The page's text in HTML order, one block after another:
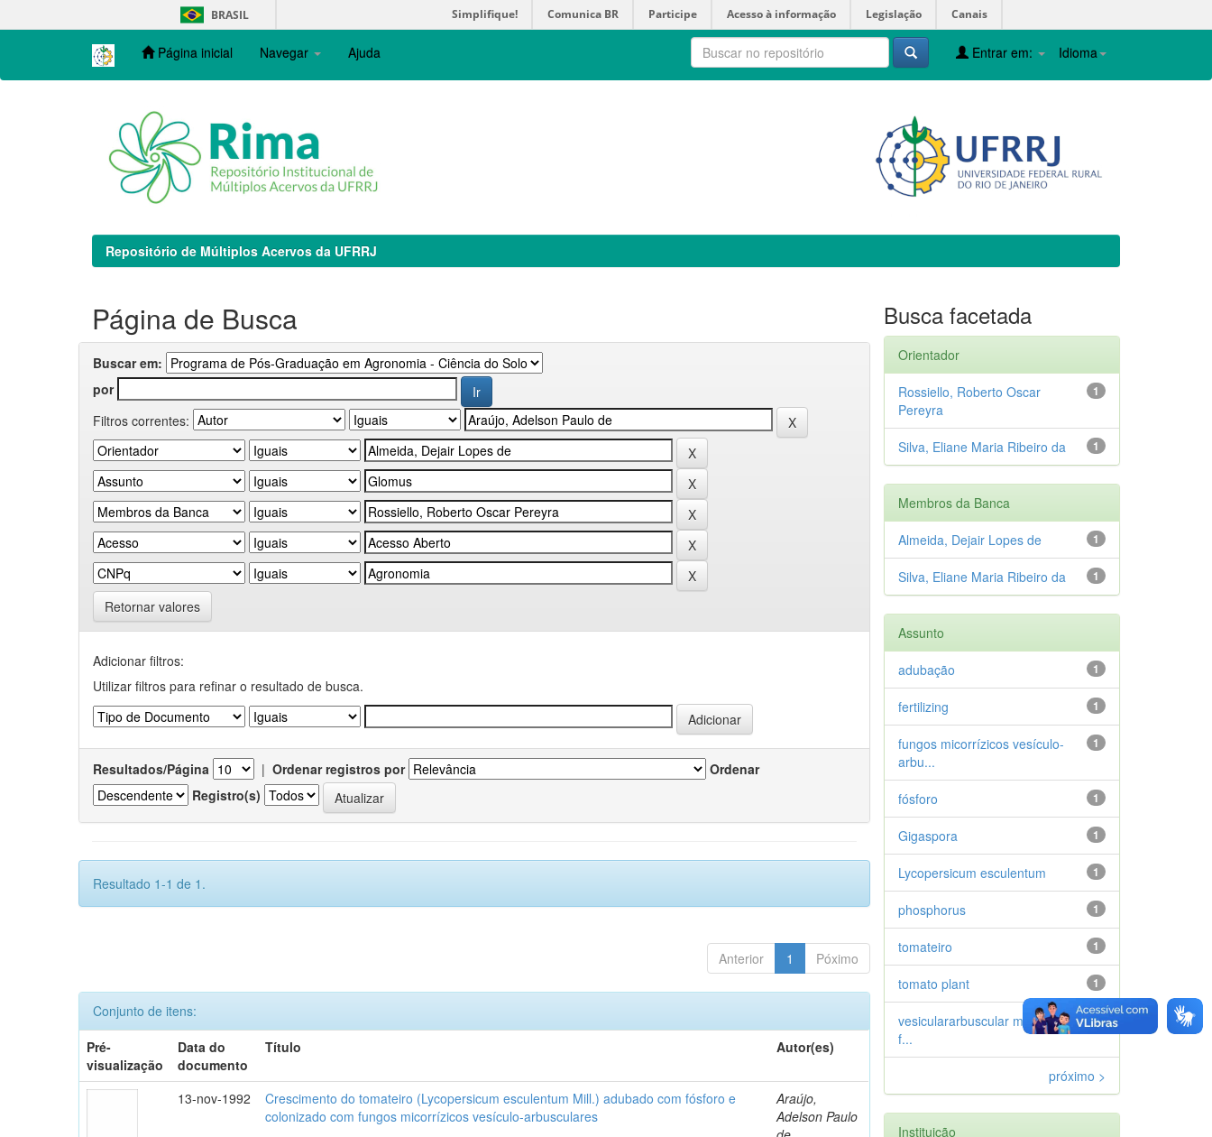
navigation
BRASIL Simplifique! Comunica BR Participe Acesso à informação Legislação Canais
Página inicial Navegar Ajuda Idioma
Entrar em:
Repositório de Múltiplos Acervos da UFRRJ
Página de Busca
Buscar em:
por
Filtros correntes:
Retornar valores
Adicionar filtros:
Utilizar filtros para refinar o resultado de busca.
Resultados/Página | Ordenar registros por
Ordenar
Registro(s)
Resultado 1-1 de 1.
Anterior 1 Póximo
Conjunto de itens:
Pré-
visualização
Data do
documento
Título Autor(es)
13-nov-1992
Crescimento do tomateiro (Lycopersicum esculentum Mill.) adubado com fósforo e
colonizado com fungos micorrízicos vesículo-arbusculares
Araújo,
Adelson Paulo
Busca facetada
Orientador
1
Rossiello, Roberto Oscar
Pereyra
1
Silva, Eliane Maria Ribeiro da
Membros da Banca
1
Almeida, Dejair Lopes de
1
Silva, Eliane Maria Ribeiro da
Assunto
1
adubação
1
fertilizing
1
fungos micorrízicos vesículo-
arbu...
1
fósforo
1
Gigaspora
1
Lycopersicum esculentum
1
phosphorus
1
tomateiro
1
tomato plant
1
vesiculararbuscular mycorrhizal
f...
próximo >
Instituição